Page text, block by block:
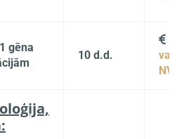
gēna
10 d.d.

vai
NVD